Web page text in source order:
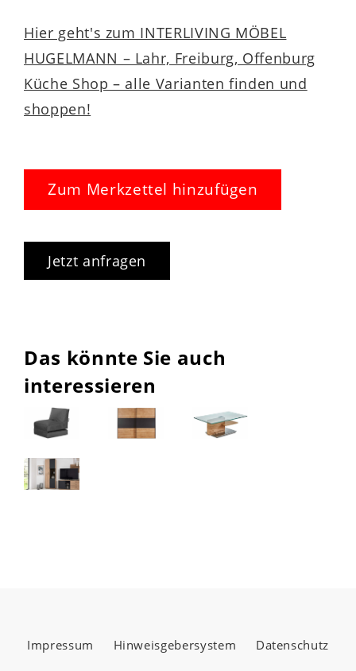
Hier geht's zum INTERLIVING MÖBEL
HUGELMANN – Lahr, Freiburg, Offenburg
Küche Shop – alle Varianten finden und
shoppen!
Zum Merkzettel hinzufügen
Jetzt anfragen
Das könnte Sie auch
interessieren
Impressum Hinweisgebersystem Datenschutz